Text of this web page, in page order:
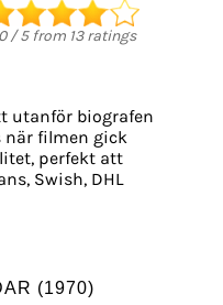
/5from 13ratings
utanför biografen
när filmen gick
perfekt att
Swish, DHL
(1970)